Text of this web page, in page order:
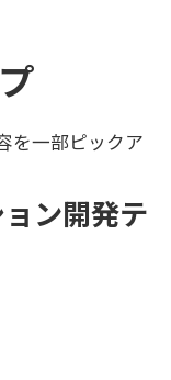
を一部ピックア
ン開発テ